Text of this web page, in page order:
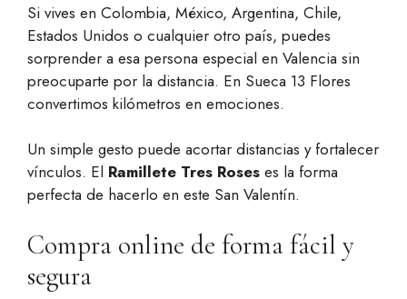
Si vives en Colombia, México, Argentina, Chile,
Estados Unidos o cualquier otro país, puedes
sorprender a esa persona especial en Valencia sin
preocuparte por la distancia. En Sueca 13 Flores
convertimos kilómetros en emociones.
Un simple gesto puede acortar distancias y fortalecer
vínculos. El Ramillete Tres Roses es la forma
perfecta de hacerlo en este San Valentín.
Compra online de forma fácil y
segura